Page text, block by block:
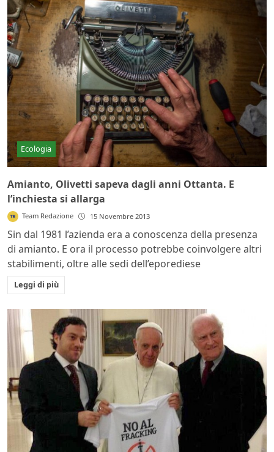
Ecologia
Amianto, Olivetti sapeva dagli anni Ottanta. E
l’inchiesta si allarga
Team Redazione 15 Novembre 2013
Sin dal 1981 l’azienda era a conoscenza della presenza
di amianto. E ora il processo potrebbe coinvolgere altri
stabilimenti, oltre alle sedi dell’eporediese
Leggi di più